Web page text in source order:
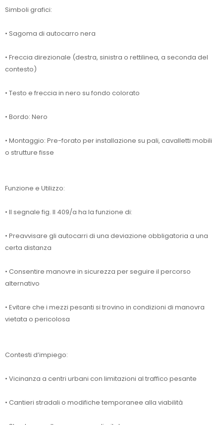
Simboli grafici:
• Sagoma di autocarro nera
• Freccia direzionale (destra, sinistra o rettilinea, a seconda del
contesto)
• Testo e freccia in nero su fondo colorato
• Bordo: Nero
• Montaggio: Pre-forato per installazione su pali, cavalletti mobili
o strutture fisse
Funzione e Utilizzo:
• Il segnale fig. II 409/a ha la funzione di:
• Preavvisare gli autocarri di una deviazione obbligatoria a una
certa distanza
• Consentire manovre in sicurezza per seguire il percorso
alternativo
• Evitare che i mezzi pesanti si trovino in condizioni di manovra
vietata o pericolosa
Contesti d’impiego:
• Vicinanza a centri urbani con limitazioni al traffico pesante
• Cantieri stradali o modifiche temporanee alla viabilità